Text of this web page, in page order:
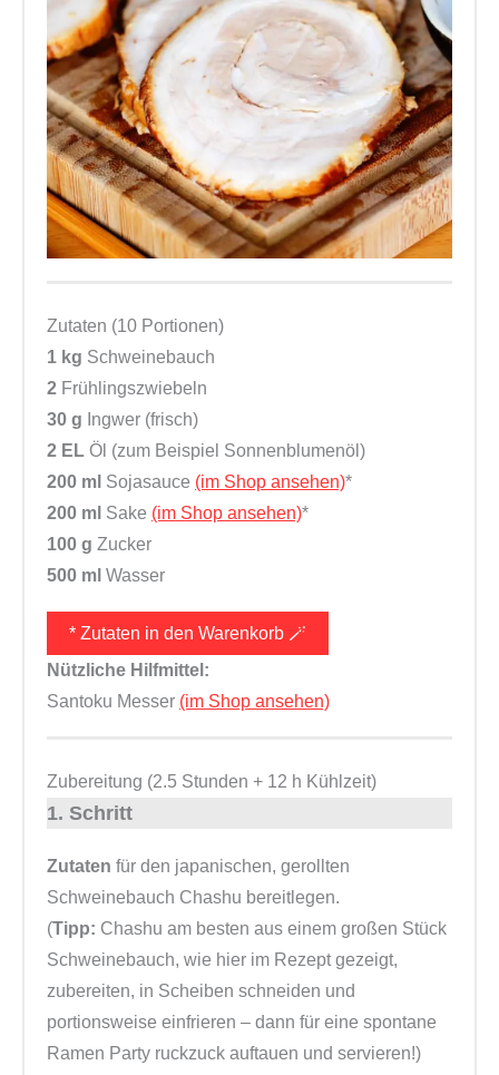
Zutaten (10 Portionen)
1 kg Schweinebauch
2 Frühlingszwiebeln
30 g Ingwer (frisch)
2 EL Öl (zum Beispiel Sonnenblumenöl)
200 ml Sojasauce (im Shop ansehen)*
200 ml Sake (im Shop ansehen)*
100 g Zucker
500 ml Wasser
* Zutaten in den Warenkorb 🪄
Nützliche Hilfmittel:
Santoku Messer (im Shop ansehen)
Zubereitung (2.5 Stunden + 12 h Kühlzeit)
1. Schritt
Zutaten für den japanischen, gerollten
Schweinebauch Chashu bereitlegen.
(Tipp: Chashu am besten aus einem großen Stück
Schweinebauch, wie hier im Rezept gezeigt,
zubereiten, in Scheiben schneiden und
portionsweise einfrieren – dann für eine spontane
Ramen Party ruckzuck auftauen und servieren!)